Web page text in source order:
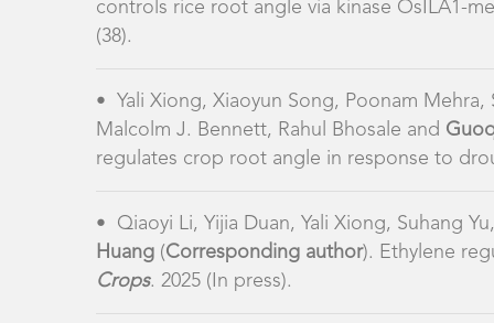
Malcolm J. Bennett, Rahul Bhosale and
regulates crop root angle in response to
Qiaoyi Li, Yijia Duan, Yali Xiong, Suhang
Huang( Corresponding author). Ethylene
Crops. 2025 (In press).
Xiuzhen Kong, Yali Xiong, Xiaoyun Song,
Marco Lombardi, Riccardo Fusi, Rahul
Ethylene regulates auxin-mediated root